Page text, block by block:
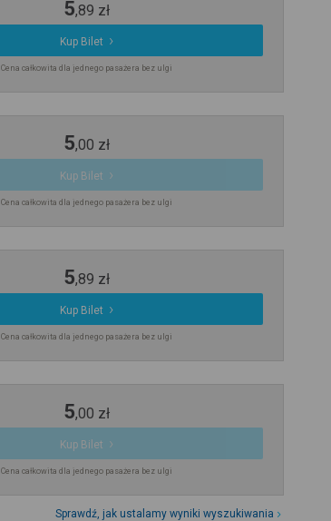
5,89 zł
Kup Bilet
Cena całkowita dla jednego pasażera bez ulgi
5,00 zł
Kup Bilet
Cena całkowita dla jednego pasażera bez ulgi
5,89 zł
Kup Bilet
Cena całkowita dla jednego pasażera bez ulgi
5,00 zł
Kup Bilet
Cena całkowita dla jednego pasażera bez ulgi
Sprawdź, jak ustalamy wyniki wyszukiwania